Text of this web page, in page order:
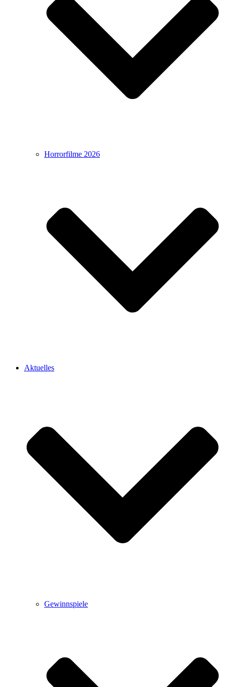
Horrorfilme 2026
Aktuelles
Gewinnspiele